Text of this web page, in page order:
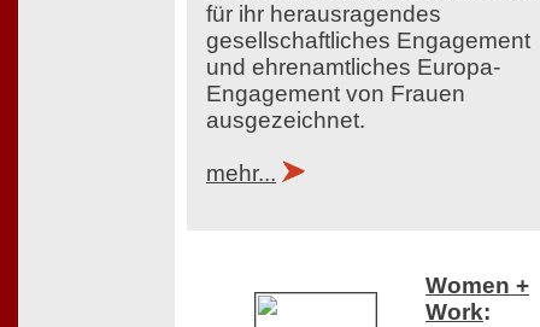
für ihr herausragendes
gesellschaftliches Engagement
und ehrenamtliches Europa-
Engagement von Frauen
ausgezeichnet.
mehr...
Women +
Work: